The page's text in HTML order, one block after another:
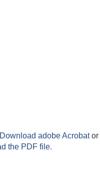
Download adobe Acrobator
the PDF file.